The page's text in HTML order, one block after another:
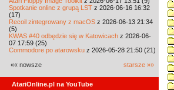
Spotkanie online z grupą LST z 2026-06-16 16:32
(17)
Recoil zintegrowany z macOS z 2026-06-13 21:34
(5)
KWAS #40 odbędzie się w Katowicach z 2026-06-
07 17:59 (25)
Commodore po atarowsku z 2026-05-28 21:50 (21)
«« nowsze starsze »»
AtariOnline.pl na YouTube